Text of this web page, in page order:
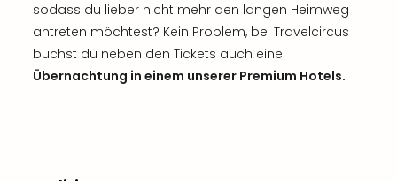
sodass du lieber nicht mehr den langen Heimweg
antreten möchtest? Kein Problem, bei Travelcircus
buchst du neben den Tickets auch eine
Übernachtung in einem unserer Premium Hotels.